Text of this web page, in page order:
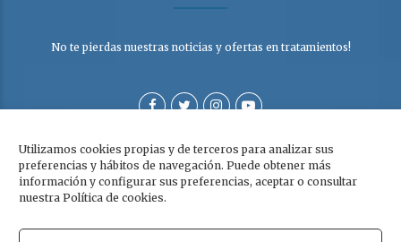
Utilizamos cookies propias y de terceros para analizar sus
preferencias y hábitos de navegación. Puede obtener más
información y configurar sus preferencias, aceptar o consultar
nuestra Política de cookies.
No te pierdas nuestras noticias y ofertas en tratamientos!